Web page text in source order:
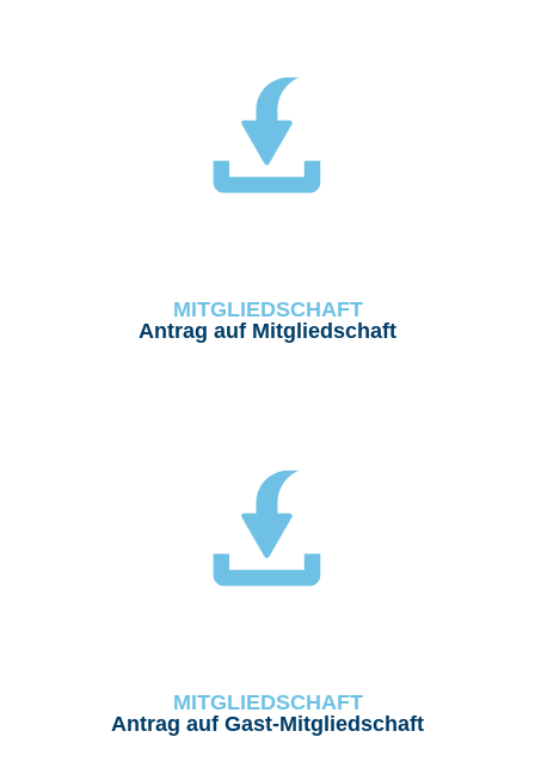
MITGLIEDSCHAFT
Antrag auf Mitgliedschaft
MITGLIEDSCHAFT
Antrag auf Gast-Mitgliedschaft